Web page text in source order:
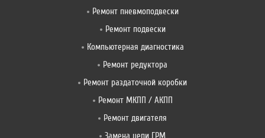
Ремонт пневмоподвески
Ремонт подвески
Компьютерная диагностика
Ремонт редуктора
Ремонт раздаточной коробки
Ремонт МКПП / АКПП
Ремонт двигателя
Замена цепи ГРМ